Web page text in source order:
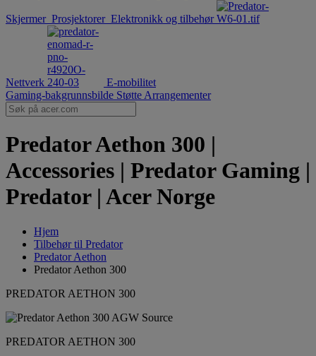
Skjermer Prosjektorer Elektronikk og tilbehør
Nettverk
E-mobilitet
Gaming-bakgrunnsbilde Støtte Arrangementer
Predator Aethon 300 |
Accessories | Predator Gaming |
Predator | Acer Norge
Hjem
Tilbehør til Predator
Predator Aethon
Predator Aethon 300
PREDATOR AETHON 300
PREDATOR AETHON 300